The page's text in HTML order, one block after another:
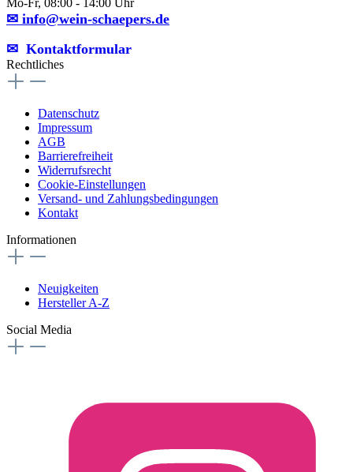
Mo-Fr, 08:00 - 14:00 Uhr
✉ info@wein-schaepers.de
✉︎ Kontaktformular
Rechtliches
Datenschutz
Impressum
AGB
Barrierefreiheit
Widerrufsrecht
Cookie-Einstellungen
Versand- und Zahlungsbedingungen
Kontakt
Informationen
Neuigkeiten
Hersteller A-Z
Social Media